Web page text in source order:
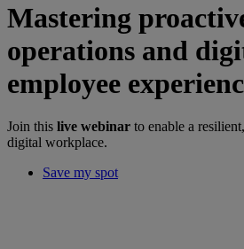
Mastering
operations and
employee
Join this live webinar to enable a
digital workplace.
Save my spot